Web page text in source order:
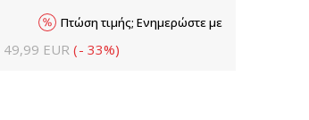
49,99 EUR (- 33%)
Πτώση τιμής; Ενημερώστε με